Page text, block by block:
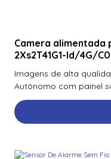
900Ptnnek00000 |
Rp10
920Nbnnek20000 |
920Nmnnekma001 |
920Nsnnek20000 |
Camera alimentada
2Xs2T41G1-Id/4G/
Imagens de alta
Autônomo com painel